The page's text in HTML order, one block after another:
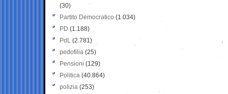
(30)
Partito Democratico (1.034)
PD (1.188)
PdL (2.781)
pedofilia (25)
Pensioni (129)
Politica (40.864)
polizia (253)